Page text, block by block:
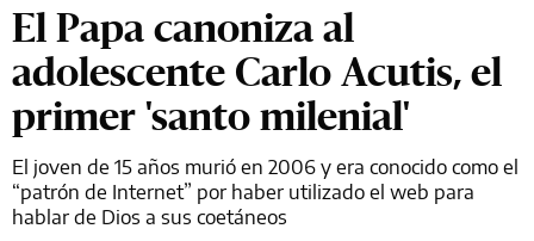
El Papa canoniza al
adolescente Carlo Acutis, el
primer 'santo milenial'
El joven de 15 años murió en 2006 y era conocido como el
“patrón de Internet” por haber utilizado el web para
hablar de Dios a sus coetáneos